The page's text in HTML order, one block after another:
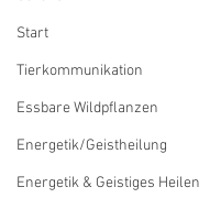
Start
Tierkommunikation
Essbare Wildpflanzen
Energetik/Geistheilung
Energetik & Geistiges Heilen